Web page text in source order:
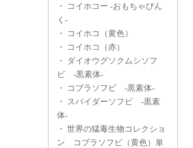
・
コイホコー -おもちゃぴん
く-
・
コイホコ（黄色）
・
コイホコ（赤）
・ ダイオウグソクムシソフ
ビ -黒素体-
・
コブラソフビ -黒素体-
・ スパイダーソフビ -黒素
体-
・ 世界の猛毒生物コレクショ
ン コブラソフビ（黄色）単